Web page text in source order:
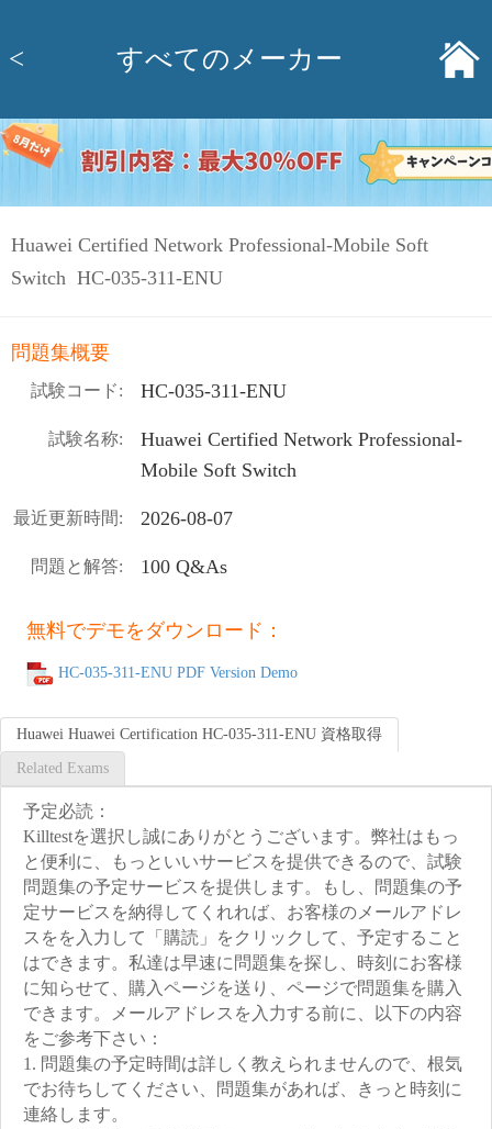
< すべてのメーカー
Huawei Certified Network Professional-Mobile Soft
Switch HC-035-311-ENU
問題集概要
試験コード: HC-035-311-ENU
試験名称:
Huawei Certified Network Professional-
Mobile Soft Switch
最近更新時間: 2026-08-07
問題と解答: 100 Q&As
無料でデモをダウンロード：
HC-035-311-ENU PDF Version Demo
Huawei Huawei Certification HC-035-311-ENU 資格取得
Related Exams
予定必読：
Killtestを選択し誠にありがとうございます。弊社はもっ
と便利に、もっといいサービスを提供できるので、試験
問題集の予定サービスを提供します。もし、問題集の予
定サービスを納得してくれれば、お客様のメールアドレ
スをを入力して「購読」をクリックして、予定すること
はできます。私達は早速に問題集を探し、時刻にお客様
に知らせて、購入ページを送り、ページで問題集を購入
できます。メールアドレスを入力する前に、以下の内容
をご参考下さい：
1. 問題集の予定時間は詳しく教えられませんので、根気
でお待ちしてください、問題集があれば、きっと時刻に
連絡します。